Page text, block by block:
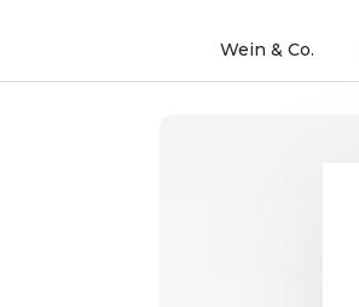
Wein & Co.